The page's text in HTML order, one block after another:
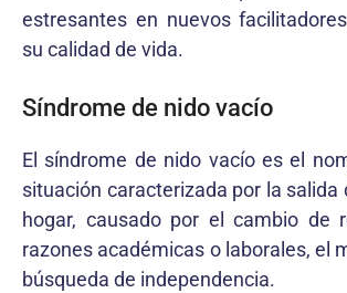
estresantes en nuevos
su calidad de vida.
Síndrome de nido vacío
El síndrome de nido vacío es el
situación caracterizada por la salida
hogar, causado por el cambio de
razones académicas o laborales, el
búsqueda de independencia.